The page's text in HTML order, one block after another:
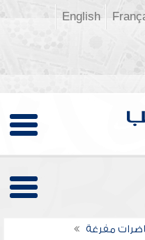
English
مفرغة